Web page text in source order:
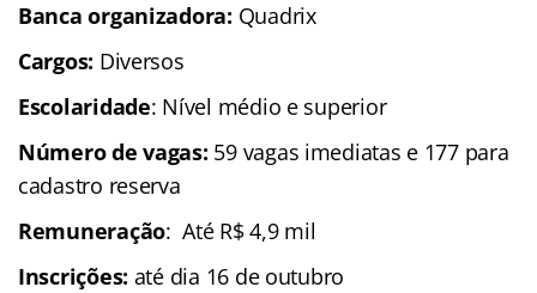
Banca organizadora: Quadrix
Cargos: Diversos
Escolaridade: Nível médio e superior
Número de vagas: 59 vagas imediatas e 177 para
cadastro reserva
Remuneração: Até R$ 4,9 mil
Inscrições: até dia 16 de outubro